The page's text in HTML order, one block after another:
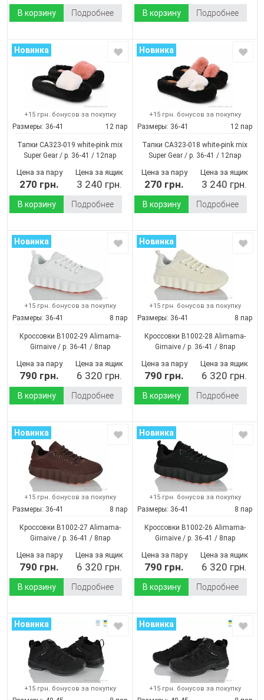
В корзину Подробнее В корзину Подробнее
Новинка
+15 грн. бонусов за покупку
Размеры: 36-41 12 пар
Тапки CA323-019 white-pink mix
Super Gear / p. 36-41 / 12пар
Цена за пару
270 грн.
Цена за ящик
3 240 грн.
В корзину Подробнее
Новинка
+15 грн. бонусов за покупку
Размеры: 36-41 12 пар
Тапки CA323-018 white-pink mix
Super Gear / p. 36-41 / 12пар
Цена за пару
270 грн.
Цена за ящик
3 240 грн.
В корзину Подробнее
Новинка
+15 грн. бонусов за покупку
Размеры: 36-41 8 пар
Кроссовки B1002-29 Alimama-
Girnaive / p. 36-41 / 8пар
Цена за пару
790 грн.
Цена за ящик
6 320 грн.
В корзину Подробнее
Новинка
+15 грн. бонусов за покупку
Размеры: 36-41 8 пар
Кроссовки B1002-28 Alimama-
Girnaive / p. 36-41 / 8пар
Цена за пару
790 грн.
Цена за ящик
6 320 грн.
В корзину Подробнее
Новинка
+15 грн. бонусов за покупку
Размеры: 36-41 8 пар
Кроссовки B1002-27 Alimama-
Girnaive / p. 36-41 / 8пар
Цена за пару
790 грн.
Цена за ящик
6 320 грн.
В корзину Подробнее
Новинка
+15 грн. бонусов за покупку
Размеры: 36-41 8 пар
Кроссовки B1002-26 Alimama-
Girnaive / p. 36-41 / 8пар
Цена за пару
790 грн.
Цена за ящик
6 320 грн.
В корзину Подробнее
Новинка
+15 грн. бонусов за покупку
Новинка
+15 грн. бонусов за покупку